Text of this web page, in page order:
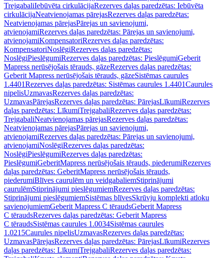
TrejgabaliIebūvēta cirkulācijaRezerves daļas paredzētas: Iebūvēta
cirkulācijaNeatvienojamas pārejasRezerves daļas paredzētas:
Neatvienojamas pārejasPārejas un savienojumi,
atvienojamiRezerves daļas paredzētas: Pārejas un savienojumi,
atvienojamiKompensatoriRezerves daļas paredzētas:
KompensatoriNoslēgiRezerves daļas paredzētas:
NoslēgiPieslēgumiRezerves daļas paredzētas: PieslēgumiGeberit
Mapress nerūsējošais tērauds, gāzeRezerves daļas paredzētas:
Geberit Mapress nerūsējošais tērauds, gāzeSistēmas caurules
1.4401Rezerves daļas paredzētas: Sistēmas caurules 1.4401Caurules
nipelisUzmavasRezerves daļas paredzētas:
UzmavasPārejasRezerves daļas paredzētas: PārejasLīkumiRezerves
daļas paredzētas: LīkumiTrejgabaliRezerves daļas paredzētas:
TrejgabaliNeatvienojamas pārejasRezerves daļas paredzētas:
Neatvienojamas pārejasPārejas un savienojumi,
atvienojamiRezerves daļas paredzētas: Pārejas un savienojumi,
atvienojamiNoslēgiRezerves daļas paredzētas:
NoslēgiPieslēgumiRezerves daļas paredzētas:
PieslēgumiGeberitMapress nerūsējošais tērauds, piederumiRezerves
daļas paredzētas: GeberitMapress nerūsējošais tērauds,
piederumiBlīves caurulēm un veidgabaliemStiprinājumi
caurulēmStiprinājumi pieslēgumiemRezerves daļas paredzētas:
Stiprinājumi pieslēgumiemSistēmas blīvesSkrūvju komplekti atloku
savienojumiemGeberit Mapress C tēraudsGeberit Mapress
C tēraudsRezerves daļas paredzētas: Geberit Mapress
C tēraudsSistēmas caurules 1.0034Sistēmas caurules
1.0215Caurules nipelisUzmavasRezerves daļas paredzētas:
UzmavasPārejasRezerves daļas paredzētas: PārejasLīkumiRezerves
daļas paredzētas: LīkumiTrejgabaliRezerves daļas paredzētas: